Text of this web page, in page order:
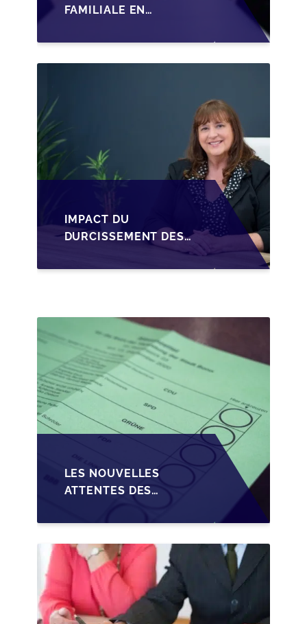
FAMILIALE EN
STRUCTURER LA
CESSION DES PARTS
IMPACT DU
DURCISSEMENT DES
CRÉDIT SUR LA
LES NOUVELLES
ATTENTES DES
TRANSMISSION DES
PME BELGES